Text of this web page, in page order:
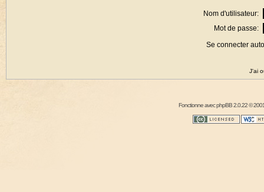
Nom d'utilisateur:
Mot de passe:
Se connecter
J'ai
Fonctionne avecphpBB2.0.22 ©